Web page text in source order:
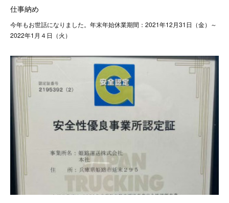
仕事納め
今年もお世話になりました。年末年始休業期間：2021年12月31日（金）～
2022年1月４日（火）